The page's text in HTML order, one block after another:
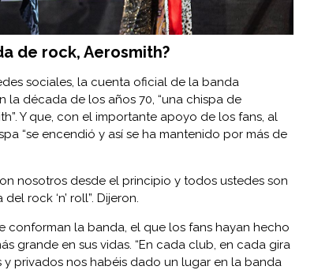
de rock, Aerosmith?
sociales, la cuenta oficial de la banda
la década de los años 70, “una chispa de
Y que, con el importante apoyo de los fans, al
“se encendió y así se ha mantenido por más de
nosotros desde el principio y todos ustedes son
rock ‘n’ roll”. Dijeron.
conforman la banda, el que los fans hayan hecho
grande en sus vidas. “En cada club, en cada gira
privados nos habéis dado un lugar en la banda